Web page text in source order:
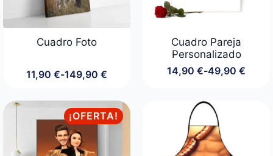
Cuadro Foto
11,90 €-149,90 €
Rango
precios:
desde
11,90 €
hasta
149,90 €
Cuadro Pareja
Personalizado
14,90 €-49,90 €
Rango
precios:
desde
14,90 €
hasta
49,90 €
¡OFERTA!